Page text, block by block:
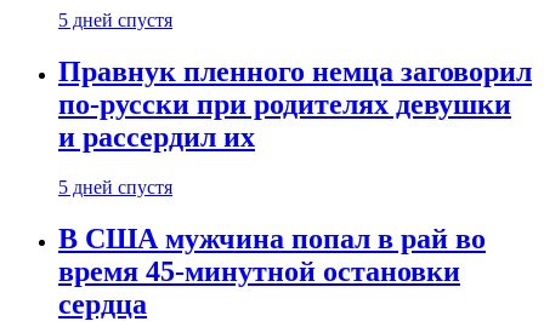
5 дней спустя
Правнук пленного немца заговорил
по-русски при родителях девушки
и рассердил их
5 дней спустя
В США мужчина попал в рай во
время 45-минутной остановки
сердца